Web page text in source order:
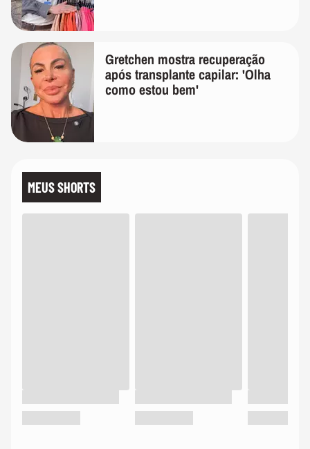
Gretchen mostra recuperação
após transplante capilar: 'Olha
como estou bem'
MEUS SHORTS